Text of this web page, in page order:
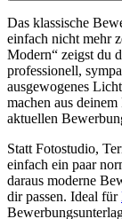
Das klassische
einfach nicht mehr
Modern“ zeigst du
professionell,
ausgewogenes
machen aus
aktuellen
Statt Fotostudio,
einfach ein paar
daraus moderne
dir passen. Ideal für